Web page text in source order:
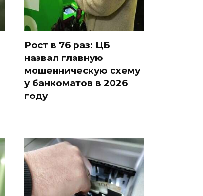
Рост в 76 раз: ЦБ
назвал главную
мошенническую схему
у банкоматов в 2026
году